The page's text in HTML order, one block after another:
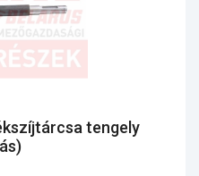
tengely